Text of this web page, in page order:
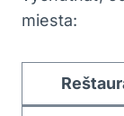
miesta: